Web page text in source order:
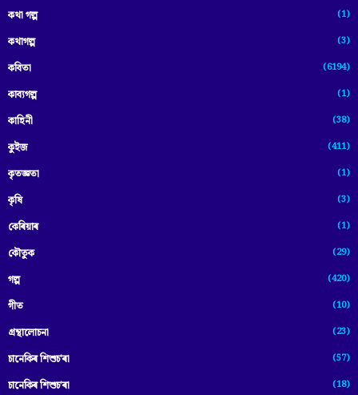
কথা গল্প (1)
কথাগল্প (3)
কবিতা (6194)
কাব্যগল্প (1)
কাহিনী (38)
কুইজ (411)
কৃতজ্ঞতা (1)
কৃষি (3)
কেৰিয়াৰ (1)
কৌতুক (29)
গল্প (420)
গীত (10)
গ্ৰন্থালোচনা (23)
চানেকিৰ শিশুচ'ৰা (57)
চানেকিৰ শিশুচ’ৰা (18)